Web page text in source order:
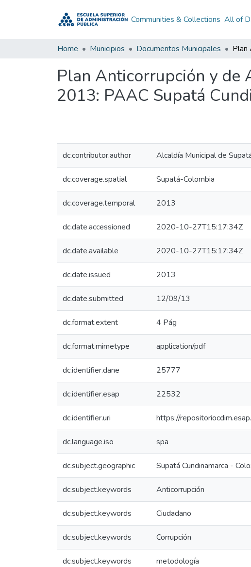
Communities & Collections All of
Home Municipios Documentos Municipales
Plan Anticorrupción y de
2013: PAAC Supatá
dc.contributor.author Alcaldía Municipal de
dc.coverage.spatial Supatá-Colombia
dc.coverage.temporal 2013
dc.date.accessioned 2020-10-27T15:17:34Z
dc.date.available 2020-10-27T15:17:34Z
dc.date.issued 2013
dc.date.submitted 12/09/13
dc.format.extent 4 Pág
dc.format.mimetype application/pdf
dc.identifier.dane 25777
dc.identifier.esap 22532
dc.identifier.uri https://
dc.language.iso spa
dc.subject.geographic Supatá Cundinamarca -
dc.subject.keywords Anticorrupción
dc.subject.keywords Ciudadano
dc.subject.keywords Corrupción
dc.subject.keywords metodología